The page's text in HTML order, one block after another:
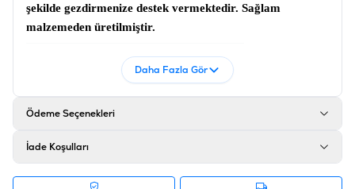
şekilde gezdirmenize destek vermektedir. Sağlam
malzemeden üretilmiştir.
:
4000498022825
Daha Fazla Gör
Ödeme Seçenekleri
İade Koşulları